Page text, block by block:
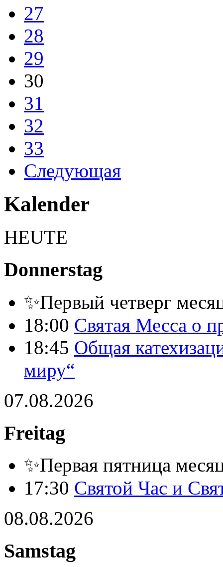
27
28
29
30
31
32
33
Следующая
Kalender
HEUTE
Donnerstag
✨Первый четверг
18:00 Святая Месса о
18:45 Общая
миру“
07.08.2026
Freitag
✨Первая пятница
17:30 Святой Час и
08.08.2026
Samstag